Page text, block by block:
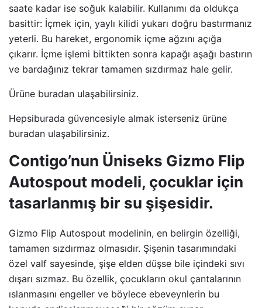
saate kadar ise soğuk kalabilir. Kullanımı da oldukça
basittir: İçmek için, yaylı kilidi yukarı doğru bastırmanız
yeterli. Bu hareket, ergonomik içme ağzını açığa
çıkarır. İçme işlemi bittikten sonra kapağı aşağı bastırın
ve bardağınız tekrar tamamen sızdırmaz hale gelir.
Ürüne buradan ulaşabilirsiniz.
Hepsiburada güvencesiyle almak isterseniz ürüne
buradan ulaşabilirsiniz.
Contigo’nun Üniseks Gizmo Flip
Autospout modeli, çocuklar için
tasarlanmış bir su şişesidir.
Gizmo Flip Autospout modelinin, en belirgin özelliği,
tamamen sızdırmaz olmasıdır. Şişenin tasarımındaki
özel valf sayesinde, şişe elden düşse bile içindeki sıvı
dışarı sızmaz. Bu özellik, çocukların okul çantalarının
ıslanmasını engeller ve böylece ebeveynlerin bu